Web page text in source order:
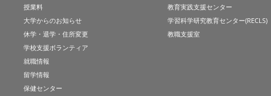
授業料
大学からのお知らせ
休学・退学・住所変更
学校支援ボランティア
就職情報
留学情報
保健センター
教育実践支援センター
学習科学研究教育センター(RECLS)
教職支援室